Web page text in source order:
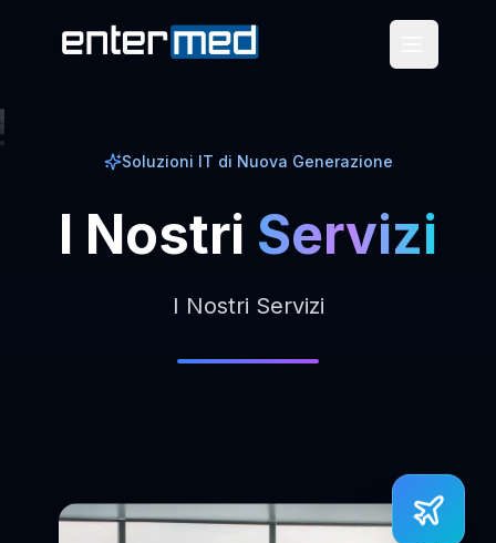
Soluzioni IT di Nuova Generazione
I Nostri Servizi
I Nostri Servizi